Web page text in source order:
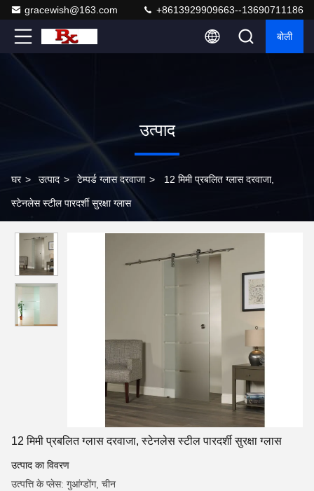
gracewish@163.com +8613929909663--13690711186
बोली
उत्पाद
घर > उत्पाद > टेम्पर्ड ग्लास दरवाजा > 12 मिमी प्रबलित ग्लास दरवाजा,
स्टेनलेस स्टील पारदर्शी सुरक्षा ग्लास
12 मिमी प्रबलित ग्लास दरवाजा, स्टेनलेस स्टील पारदर्शी सुरक्षा ग्लास
उत्पाद का विवरण
उत्पत्ति के प्लेस: गुआंग्डोंग, चीन